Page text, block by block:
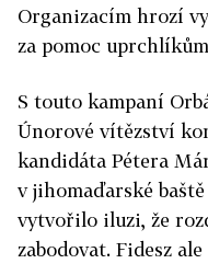
Organizacím hrozí
za pomoc
S touto kampaní
Únorové vítězství
kandidáta Pétera
v jihomaďarské
vytvořilo iluzi, že
zabodovat. Fidesz